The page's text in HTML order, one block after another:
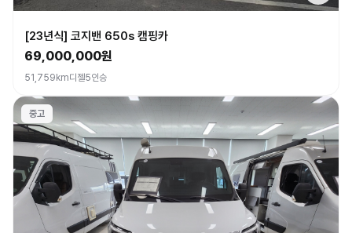
[23년식] 코지밴 650s 캠핑카
69,000,000원
51,759km디젤5인승
중고